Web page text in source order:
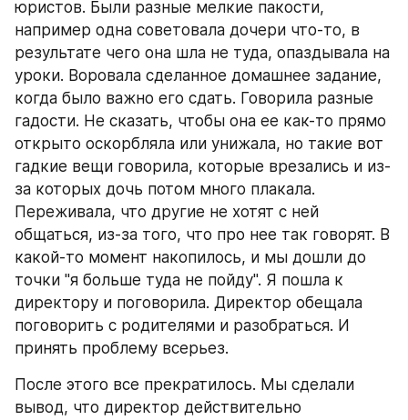
юристов. Были разные мелкие пакости,
например одна советовала дочери что-то, в
результате чего она шла не туда, опаздывала на
уроки. Воровала сделанное домашнее задание,
когда было важно его сдать. Говорила разные
гадости. Не сказать, чтобы она ее как-то прямо
открыто оскорбляла или унижала, но такие вот
гадкие вещи говорила, которые врезались и из-
за которых дочь потом много плакала.
Переживала, что другие не хотят с ней
общаться, из-за того, что про нее так говорят. В
какой-то момент накопилось, и мы дошли до
точки "я больше туда не пойду". Я пошла к
директору и поговорила. Директор обещала
поговорить с родителями и разобраться. И
принять проблему всерьез.
После этого все прекратилось. Мы сделали
вывод, что директор действительно